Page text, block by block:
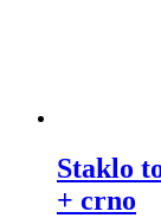
Staklo
+ crno